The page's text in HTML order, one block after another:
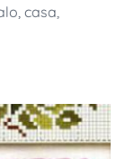
, casa,